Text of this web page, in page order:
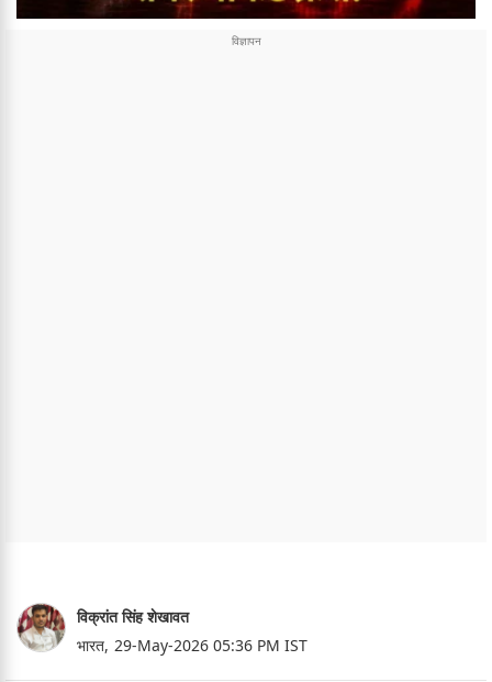
विक्रांत सिंह शेखावत
भारत, 29-May-2026 05:36 PM IST